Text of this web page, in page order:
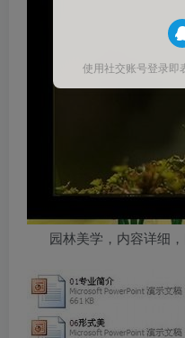
园林美学，内容详细
使用社交账号登录即